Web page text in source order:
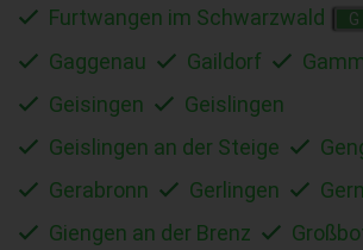
Furtwangen im Schwarzwald
G
Gaggenau Gaildorf
Geisingen
Geislingen
Geislingen an der Steige
Gerabronn
Gerlingen
Giengen an der Brenz